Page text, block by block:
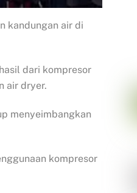
kandungan air di
dari kompresor
air dryer.
menyeimbangkan
kompresor